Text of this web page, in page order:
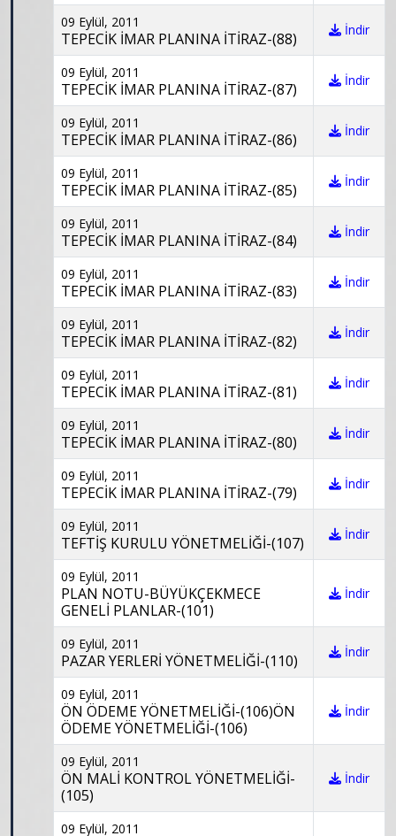
09 Eylül, 2011
TEPECİK İMAR PLANINA İTİRAZ-(88) İndir
09 Eylül, 2011
TEPECİK İMAR PLANINA İTİRAZ-(87) İndir
09 Eylül, 2011
TEPECİK İMAR PLANINA İTİRAZ-(86) İndir
09 Eylül, 2011
TEPECİK İMAR PLANINA İTİRAZ-(85) İndir
09 Eylül, 2011
TEPECİK İMAR PLANINA İTİRAZ-(84) İndir
09 Eylül, 2011
TEPECİK İMAR PLANINA İTİRAZ-(83) İndir
09 Eylül, 2011
TEPECİK İMAR PLANINA İTİRAZ-(82) İndir
09 Eylül, 2011
TEPECİK İMAR PLANINA İTİRAZ-(81) İndir
09 Eylül, 2011
TEPECİK İMAR PLANINA İTİRAZ-(80) İndir
09 Eylül, 2011
TEPECİK İMAR PLANINA İTİRAZ-(79) İndir
09 Eylül, 2011
TEFTİŞ KURULU YÖNETMELİĞİ-(107) İndir
09 Eylül, 2011
PLAN NOTU-BÜYÜKÇEKMECE
GENELİ PLANLAR-(101)
İndir
09 Eylül, 2011
PAZAR YERLERİ YÖNETMELİĞİ-(110) İndir
09 Eylül, 2011
ÖN ÖDEME YÖNETMELİĞİ-(106)ÖN
ÖDEME YÖNETMELİĞİ-(106)
İndir
09 Eylül, 2011
ÖN MALİ KONTROL YÖNETMELİĞİ-
(105)
İndir
09 Eylül, 2011